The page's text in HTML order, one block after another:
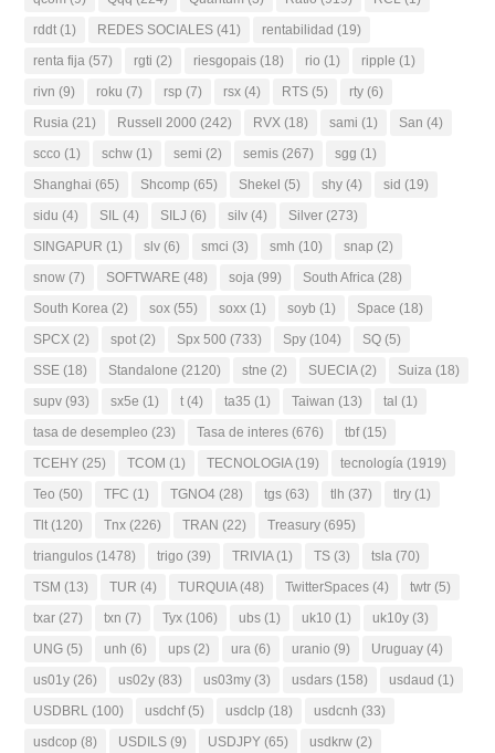
rddt (1) REDES SOCIALES (41) rentabilidad (19)
renta fija (57) rgti (2) riesgopais (18) rio (1) ripple (1)
rivn (9) roku (7) rsp (7) rsx (4) RTS (5) rty (6)
Rusia (21) Russell 2000 (242) RVX (18) sami (1) San (4)
scco (1) schw (1) semi (2) semis (267) sgg (1)
Shanghai (65) Shcomp (65) Shekel (5) shy (4) sid (19)
sidu (4) SIL (4) SILJ (6) silv (4) Silver (273)
SINGAPUR (1) slv (6) smci (3) smh (10) snap (2)
snow (7) SOFTWARE (48) soja (99) South Africa (28)
South Korea (2) sox (55) soxx (1) soyb (1) Space (18)
SPCX (2) spot (2) Spx 500 (733) Spy (104) SQ (5)
SSE (18) Standalone (2120) stne (2) SUECIA(2) Suiza (18)
supv (93) sx5e (1) t (4) ta35 (1) Taiwan (13) tal (1)
tasa de desempleo (23) Tasa de interes (676) tbf(15)
TCEHY (25) TCOM (1) TECNOLOGIA(19) tecnología (1919)
Teo (50) TFC (1) TGNO4 (28) tgs (63) tlh (37) tlry (1)
Tlt (120) Tnx (226) TRAN (22) Treasury (695)
triangulos (1478) trigo (39) TRIVIA(1) TS (3) tsla (70)
TSM (13) TUR (4) TURQUIA(48) TwitterSpaces (4) twtr (5)
txar (27) txn (7) Tyx (106) ubs (1) uk10 (1) uk10y (3)
UNG (5) unh (6) ups (2) ura (6) uranio (9) Uruguay (4)
us01y (26) us02y (83) us03my (3) usdars (158) usdaud (1)
USDBRL (100) usdchf(5) usdclp (18) usdcnh (33)
usdcop (8) USDILS (9) USDJPY (65) usdkrw (2)